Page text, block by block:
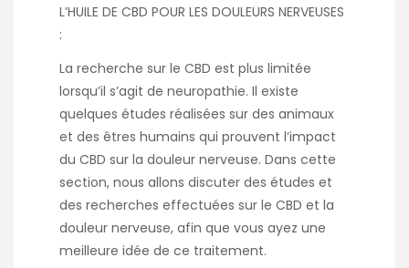
L’HUILE DE CBD POUR LES DOULEURS NERVEUSES
:
La recherche sur le CBD est plus limitée
lorsqu’il s’agit de neuropathie. Il existe
quelques études réalisées sur des animaux
et des êtres humains qui prouvent l’impact
du CBD sur la douleur nerveuse. Dans cette
section, nous allons discuter des études et
des recherches effectuées sur le CBD et la
douleur nerveuse, afin que vous ayez une
meilleure idée de ce traitement.